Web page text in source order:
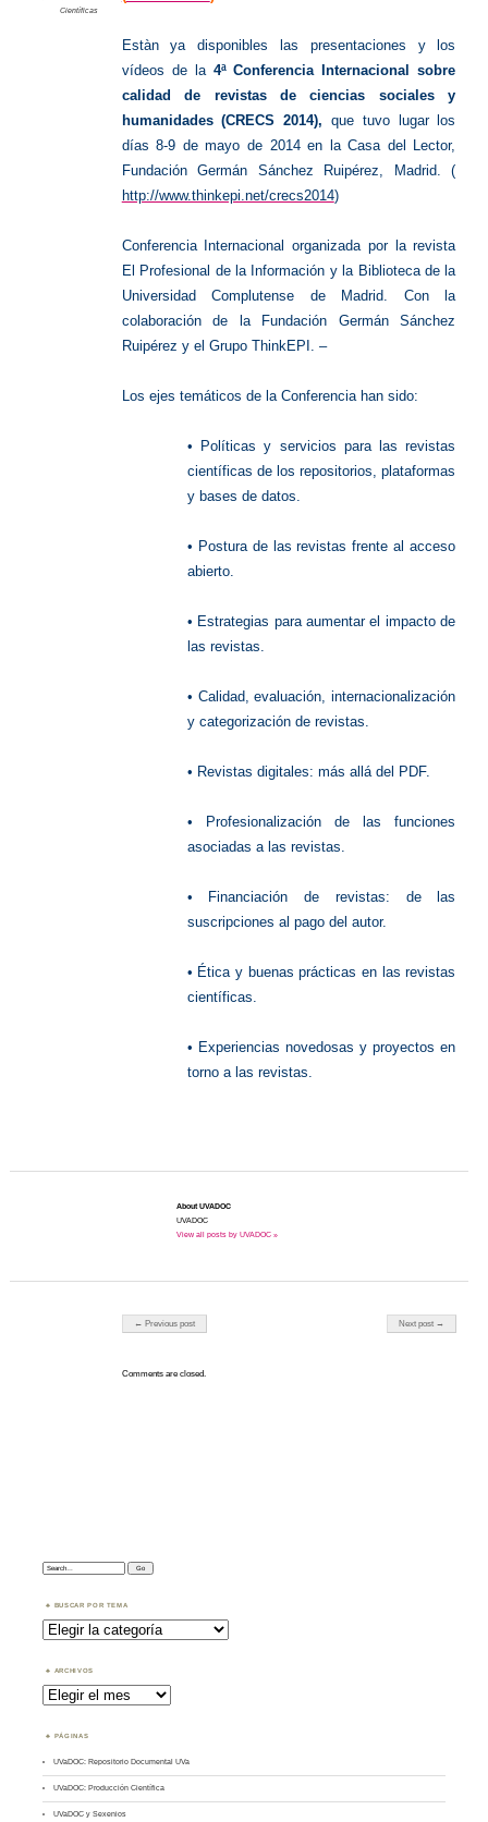
Científicas
Estàn ya disponibles las presentaciones y los
vídeos de la 4ª Conferencia Internacional sobre
calidad de revistas de ciencias sociales y
humanidades (CRECS 2014),que tuvo lugar los
días 8-9 de mayo de 2014 en la Casa del Lector,
Fundación Germán Sánchez Ruipérez, Madrid. (
http://www.thinkepi.net/crecs2014)
Conferencia Internacional organizada por la revista
El Profesional de la Información y la Biblioteca de la
Universidad Complutense de Madrid. Con la
colaboración de la Fundación Germán Sánchez
Ruipérez y el Grupo ThinkEPI. –
Los ejes temáticos de la Conferencia han sido:
• Políticas y servicios para las revistas
científicas de los repositorios, plataformas
y bases de datos.
• Postura de las revistas frente al acceso
abierto.
• Estrategias para aumentar el impacto de
las revistas.
• Calidad, evaluación, internacionalización
y categorización de revistas.
• Revistas digitales: más allá del PDF.
• Profesionalización de las funciones
asociadas a las revistas.
• Financiación de revistas: de las
suscripciones al pago del autor.
• Ética y buenas prácticas en las revistas
científicas.
• Experiencias novedosas y proyectos en
torno a las revistas.
About UVADOC
UVADOC
View all posts by UVADOC »
Post navigation
← Previous post Next post →
Comments are closed.
Search:
BUSCAR POR TEMA
Buscar
por
Tema
ARCHIVOS
Archivos
PÁGINAS
UVaDOC: Repositorio Documental UVa
UVaDOC: Producción Científica
UVaDOC y Sexenios